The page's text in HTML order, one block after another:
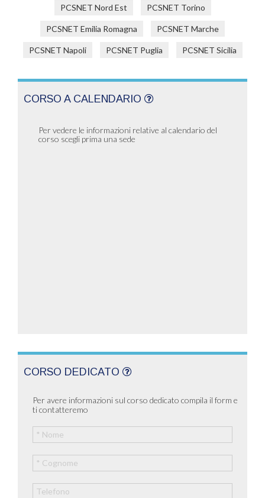
PCSNET Nord Est PCSNET Torino
PCSNET Emilia Romagna PCSNET Marche
PCSNET Napoli PCSNET Puglia PCSNET Sicilia
CORSO A CALENDARIO
Per vedere le informazioni relative al calendario del
corso scegli prima una sede
CORSO DEDICATO
Per avere informazioni sul corso dedicato compila il form e
ti contatteremo